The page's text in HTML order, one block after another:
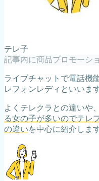
テレ子
記事内に商品プロモーシ
ライブチャットで電話機
レフォンレディといいます
よくテレクラとの違いや
る女の子が多いのでテレ
の違いを中心に紹介します